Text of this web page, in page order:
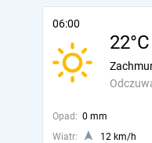
06:00
22°C
Opad: 0 mm
Wiatr:
12 km/h